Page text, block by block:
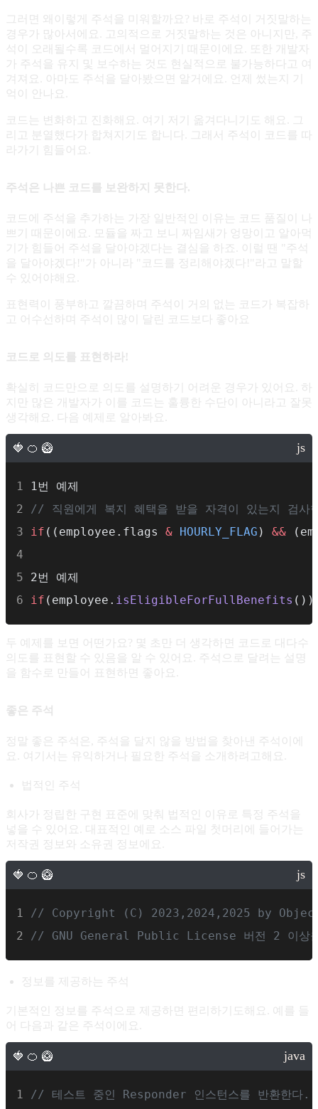
그러면 왜이렇게 주석을 미워할까요? 바로 주석이 거짓말하는
경우가 많아서에요. 고의적으로 거짓말하는 것은 아니지만, 주
석이 오래될수록 코드에서 멀어지기 때문이에요. 또한 개발자
가 주석을 유지 및 보수하는 것도 현실적으로 불가능하다고 여
겨져요. 아마도 주석을 달아봤으면 알거에요. 언제 썼는지 기
억이 안나요.
코드는 변화하고 진화해요. 여기 저기 옮겨다니기도 해요. 그
리고 분열했다가 합쳐지기도 합니다. 그래서 주석이 코드를 따
라가기 힘들어요.
주석은 나쁜 코드를 보완하지 못한다.
코드에 주석을 추가하는 가장 일반적인 이유는 코드 품질이 나
쁘기 때문이에요. 모듈을 짜고 보니 짜임새가 엉망이고 알아먹
기가 힘들어 주석을 달아야겠다는 결심을 하죠. 이럴 땐 "주석
을 달아야겠다!"가 아니라 "코드를 정리해야겠다!"라고 말할
수 있어야해요.
표현력이 풍부하고 깔끔하며 주석이 거의 없는 코드가 복잡하
고 어수선하며 주석이 많이 달린 코드보다 좋아요
코드로 의도를 표현하라!
확실히 코드만으로 의도를 설명하기 어려운 경우가 있어요. 하
지만 많은 개발자가 이를 코드는 훌륭한 수단이 아니라고 잘못
생각해요. 다음 예제로 알아봐요.
1번 예제
// 직원에게 복지 혜택을 받을 자격이 있는지 검사
if ((employee.flags & HOURLY_FLAG ) &&
2번 예제
if (employee. isEligibleForFullBenefits ())
두 예제를 보면 어떤가요? 몇 초만 더 생각하면 코드로 대다수
의도를 표현할 수 있음을 알 수 있어요. 주석으로 달려는 설명
을 함수로 만들어 표현하면 좋아요.
좋은 주석
정말 좋은 주석은, 주석을 달지 않을 방법을 찾아낸 주석이에
요. 여기서는 유익하거나 필요한 주석을 소개하려고해요.
법적인 주석
회사가 정립한 구현 표준에 맞춰 법적인 이유로 특정 주석을
넣을 수 있어요. 대표적인 예로 소스 파일 첫머리에 들어가는
저작권 정보와 소유권 정보에요.
// Copyright (C) 2023,2024,2025 by
// GNU General Public License 버전 2 이상을
정보를 제공하는 주석
기본적인 정보를 주석으로 제공하면 편리하기도해요. 예를 들
어 다음과 같은 주석이에요.
// 테스트 중인 Responder 인스턴스를 반환한다.